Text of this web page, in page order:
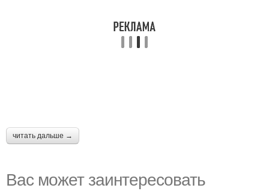
читать дальше →
Вас может заинтересовать